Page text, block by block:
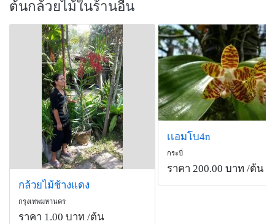
ต้นกล้วยไม้ในร้านอื่น
กล้วยไม้ช้างแดง
กรุงเทพมหานคร
ราคา 1.00 บาท /ต้น
เเอมโบ4n
กระบี่
ราคา 200.00 บาท /ต้น